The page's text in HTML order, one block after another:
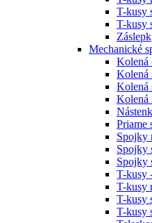
T-kusy
T-kusy
Mechanické
Kolená
Kolená
Kolená
Kolená
Priame
Spojky
Spojky
Spojky
T-kusy
T-kusy
T-kusy
T-kusy